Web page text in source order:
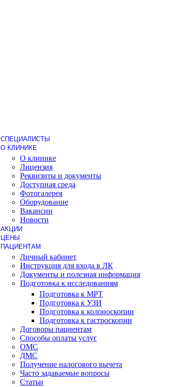
СПЕЦИАЛИСТЫ
О КЛИНИКЕ
О клинике
Лицензия
Реквизиты и документы
Доступная среда
Фотогалерея
Оборудование
Вакансии
Новости
АКЦИИ
ЦЕНЫ
ПАЦИЕНТАМ
Личный кабинет
Инструкция для входа в ЛК
Документы и полезная информация
Подготовка к исследованиям
Подготовка к МРТ
Подготовка к УЗИ
Подготовка к колоноскопии
Подготовка к гастроскопии
Договоры пациентам
Способы оплаты услуг
ОМС
ДМС
Получение налогового вычета
Часто задаваемые вопросы
Статьи